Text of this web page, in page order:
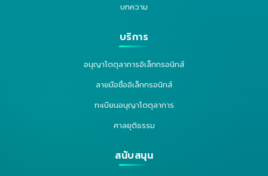
บทความ
บริการ
อนุญาโตตุลาการอิเล็กทรอนิกส์
ลายมือชื่ออิเล็กทรอนิกส์
ทะเบียนอนุญาโตตุลาการ
ศาลยุติธรรม
สนับสนุน